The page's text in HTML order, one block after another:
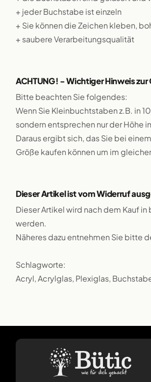
+ jeder Buchstabe ist einzeln
+ Sie können die Zeichen kleben,
+ saubere Verarbeitungsqualität
ACHTUNG! - Wichtiger Hinweis zur
Bitte beachten Sie folgendes:
Wenn Sie Kleinbuchtstaben z.B. in
sondern entsprechen nur der Höhe
Daraus ergibt sich, das Sie bei
Größe kaufen können um im
Dieser Artikel ist vom Widerruf
Dieser Artikel wird nach dem Kauf
werden.
Näheres dazu entnehmen Sie bitte
Schlagworte:
Acryl, Acrylglas, Plexiglas,